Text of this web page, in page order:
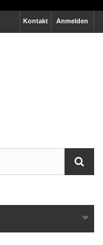
Anmelden
Kontakt